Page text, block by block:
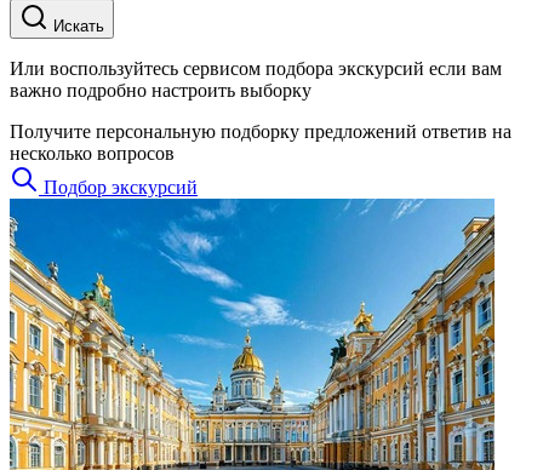
Искать
Или воспользуйтесь сервисом подбора экскурсий если вам
важно подробно настроить выборку
Получите персональную подборку предложений ответив на
несколько вопросов
Подбор экскурсий